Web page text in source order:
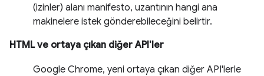
(izinler) alanı manifesto, uzantının hangi ana
makinelere istek gönderebileceğini belirtir.
HTML ve ortaya çıkan diğer API'ler
Google Chrome, yeni ortaya çıkan diğer API'lerle